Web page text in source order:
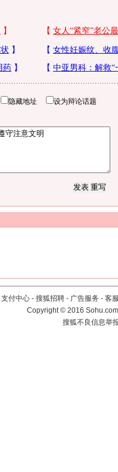
隐藏地址 设为辩论话题
支付中心 - 搜狐招聘 - 广告服务 - 客
Copyright©2016
搜狐不良信息举